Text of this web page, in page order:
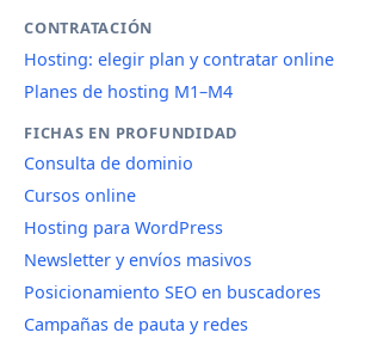
CONTRATACIÓN
Hosting: elegir plan y contratar online
Planes de hosting M1–M4
FICHAS EN PROFUNDIDAD
Consulta de dominio
Cursos online
Hosting para WordPress
Newsletter y envíos masivos
Posicionamiento SEO en buscadores
Campañas de pauta y redes